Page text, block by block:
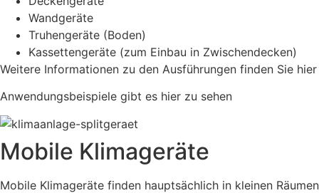
Wandgeräte
Truhengeräte (Boden)
Kassettengeräte (zum Einbau in Zwischendecken)
Weitere Informationen zu den Ausführungen finden Sie hier
Anwendungsbeispiele gibt es hier zu sehen
Mobile Klimageräte
Mobile Klimageräte finden hauptsächlich in kleinen Räumen